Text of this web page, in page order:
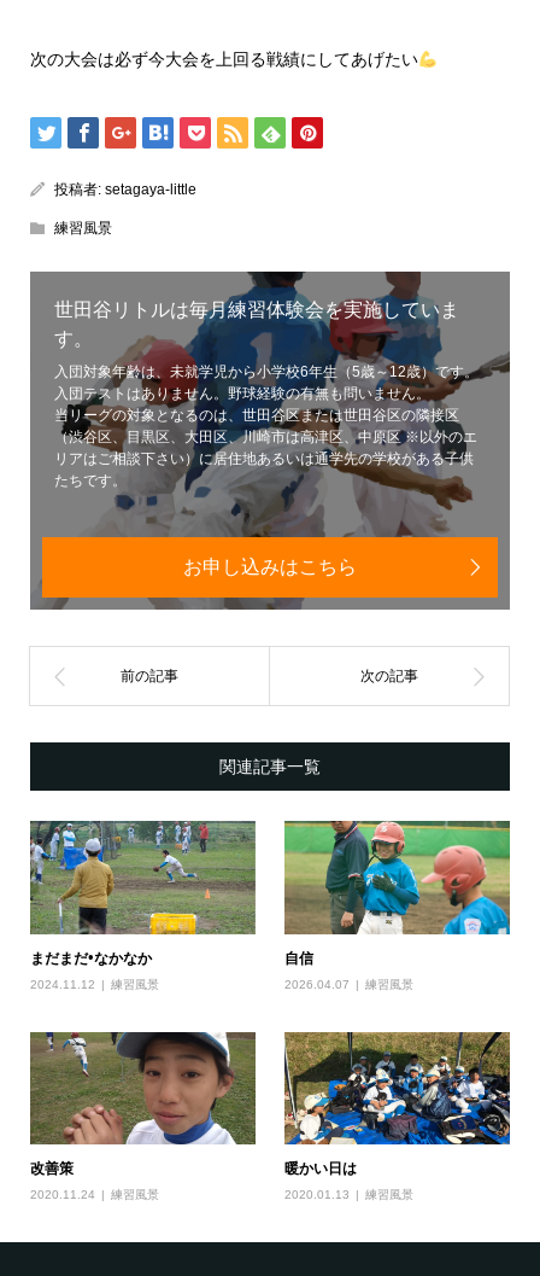
次の大会は必ず今大会を上回る戦績にしてあげたい
投稿者: setagaya-little
練習風景
世田谷リトルは毎月練習体験会を実施していま
す。
入団対象年齢は、未就学児から小学校6年生（5歳～12歳）です。
入団テストはありません。野球経験の有無も問いません。
当リーグの対象となるのは、世田谷区または世田谷区の隣接区
（渋谷区、目黒区、大田区、川崎市は高津区、中原区 ※以外のエ
リアはご相談下さい）に居住地あるいは通学先の学校がある子供
たちです。
お申し込みはこちら
関連記事一覧
まだまだ•なかなか
2024.11.12 練習風景
自信
2026.04.07 練習風景
改善策
2020.11.24 練習風景
暖かい日は
2020.01.13 練習風景